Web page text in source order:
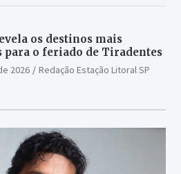
os destinos mais
para o feriado de Tiradentes
2026 Redação Estação Litoral SP